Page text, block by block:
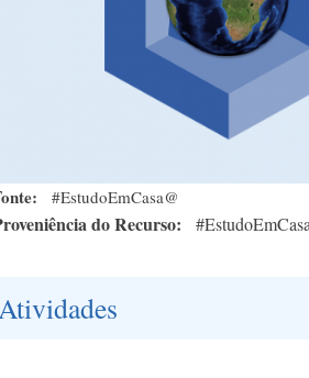
#EstudoEmCasa@
do Recurso